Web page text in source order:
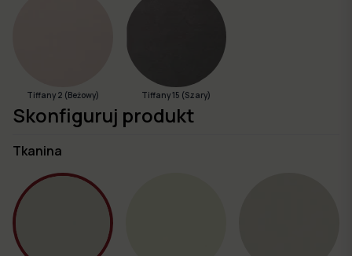
Tiffany 2 (Beżowy) Tiffany 15 (Szary)
Skonfiguruj produkt
Tkanina